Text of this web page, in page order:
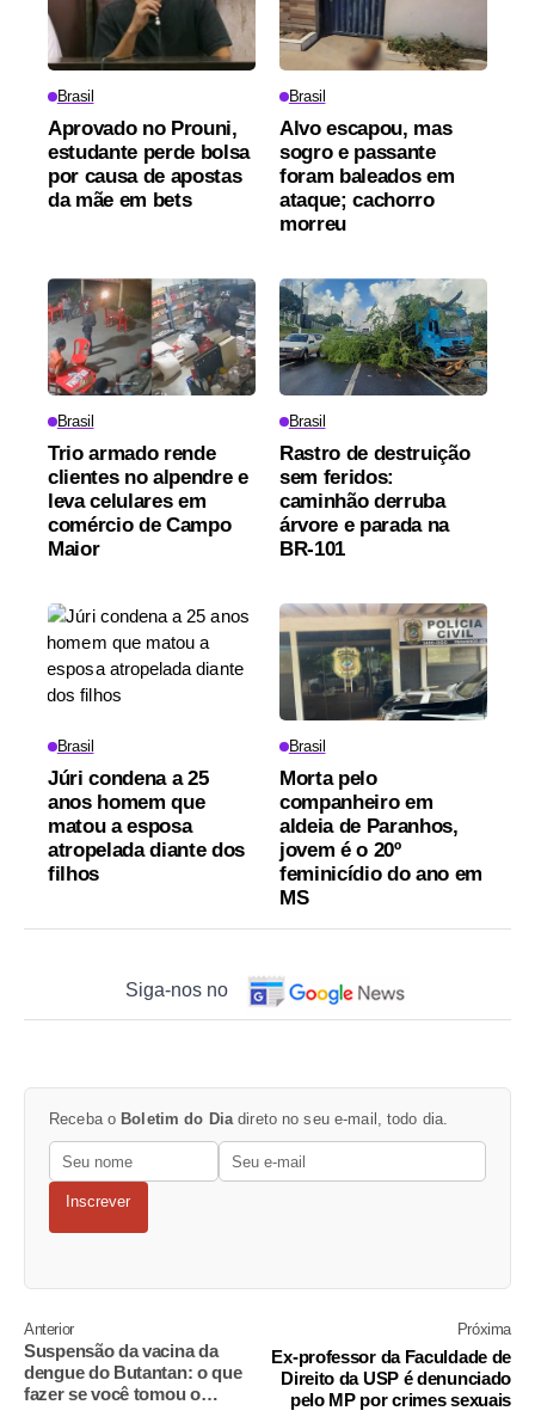
Brasil
Aprovado no Prouni,
estudante perde bolsa
por causa de apostas
da mãe em bets
Brasil
Alvo escapou, mas
sogro e passante
foram baleados em
ataque; cachorro
morreu
Brasil
Trio armado rende
clientes no alpendre e
leva celulares em
comércio de Campo
Maior
Brasil
Rastro de destruição
sem feridos:
caminhão derruba
árvore e parada na
BR-101
Brasil
Júri condena a 25
anos homem que
matou a esposa
atropelada diante dos
filhos
Brasil
Morta pelo
companheiro em
aldeia de Paranhos,
jovem é o 20º
feminicídio do ano em
MS
Siga-nos no
Receba o Boletim do Dia direto no seu e-mail, todo dia.
Inscrever
Anterior
Suspensão da vacina da
dengue do Butantan: o que
fazer se você tomou o
Próxima
Ex-professor da Faculdade de
Direito da USP é denunciado
pelo MP por crimes sexuais